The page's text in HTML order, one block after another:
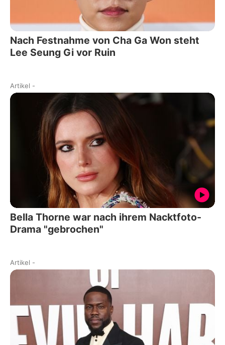
Nach Festnahme von Cha Ga Won steht
Lee Seung Gi vor Ruin
Artikel -
Bella Thorne war nach ihrem Nacktfoto-
Drama "gebrochen"
Artikel -